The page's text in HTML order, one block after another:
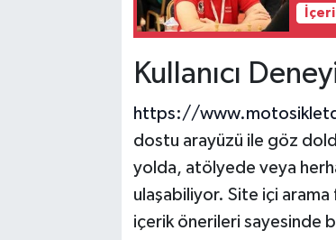
Kullanıcı
https://
dostu arayüzü ile göz
yolda, atölyede veya
ulaşabiliyor. Site içi
içerik önerileri sayesinde